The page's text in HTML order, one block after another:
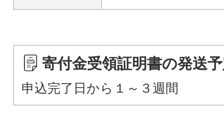
寄付金受領証明書の発送
申込完了日から１～３週間